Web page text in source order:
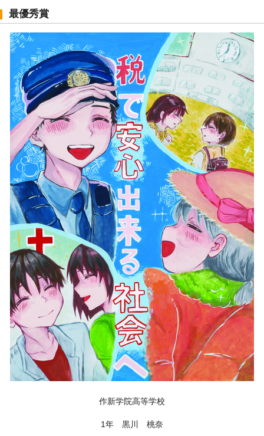
最優秀賞
作新学院高等学校
1年 黒川 桃奈